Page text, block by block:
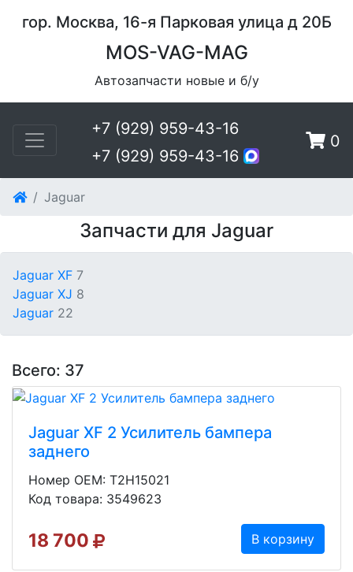
гор. Москва, 16-я Парковая улица д 20Б
MOS-VAG-MAG
Автозапчасти новые и б/у
+7 (929) 959-43-16
+7 (929) 959-43-16
0
Jaguar
Запчасти для Jaguar
Jaguar XF 7
Jaguar XJ 8
Jaguar 22
Всего: 37
Jaguar XF 2 Усилитель бампера
заднего
Номер OEM: T2H15021
Код товара: 3549623
18 700 В корзину